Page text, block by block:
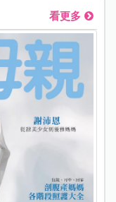
看更多